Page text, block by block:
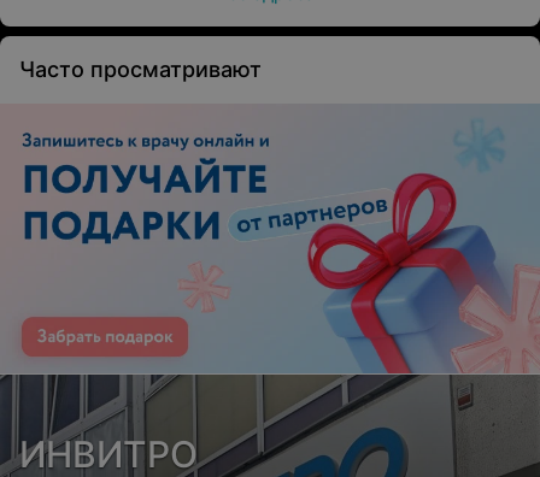
Часто просматривают
ИНВИТРО